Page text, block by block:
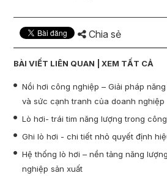
Chia sẻ
BÀI VIẾT LIÊN QUAN | XEM TẤT CẢ
Nồi hơi công nghiệp – Giải pháp
và sức cạnh tranh của doanh nghiệp
Lò hơi- trái tim năng lượng trong
Ghi lò hơi - chi tiết nhỏ quyết định
Hệ thống lò hơi – nền tảng năng
nghiệp sản xuất